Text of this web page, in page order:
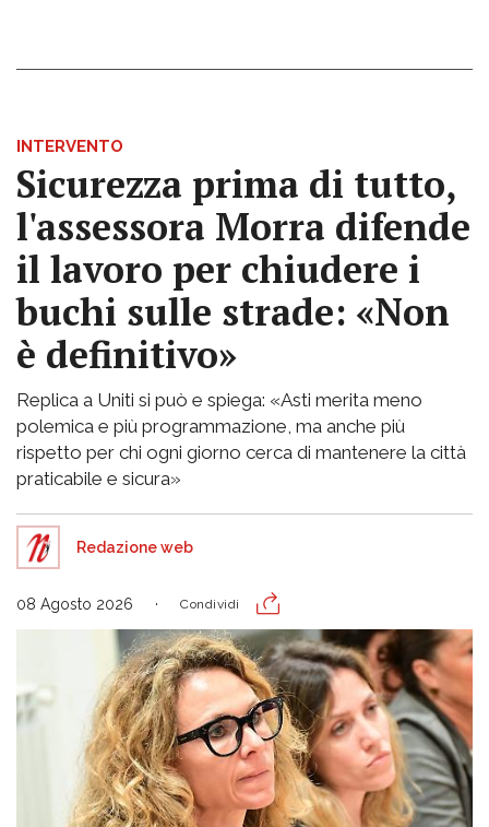
INTERVENTO
Sicurezza prima di tutto,
l'assessora Morra difende
il lavoro per chiudere i
buchi sulle strade: «Non
è definitivo»
Replica a Uniti si può e spiega: «Asti merita meno
polemica e più programmazione, ma anche più
rispetto per chi ogni giorno cerca di mantenere la città
praticabile e sicura»
Redazione web
08 Agosto 2026 Condividi